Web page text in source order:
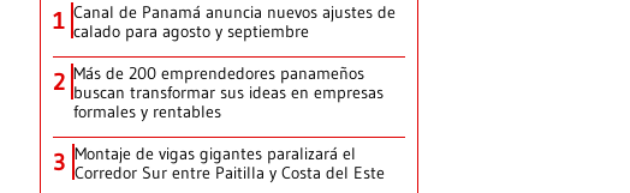
1 Canal de Panamá anuncia nuevos ajustes de
calado para agosto y septiembre
2 Más de 200 emprendedores panameños
buscan transformar sus ideas en empresas
formales y rentables
3 Montaje de vigas gigantes paralizará el
Corredor Sur entre Paitilla y Costa del Este